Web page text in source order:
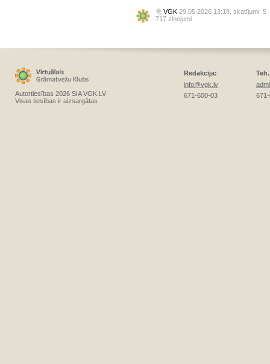
VGK 29.05.2026 13:18, skatījumi: 5
717 ziņojumi
Autortiesības 2026 SIA VGK.LV
Visas tiesības ir aizsargātas
Redakcija:
info@vgk.lv
671-600-03